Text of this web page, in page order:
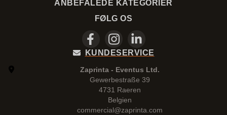
ANBEFALEDE KATEGORIER
FØLG OS
KUNDESERVICE
Zaprinta - Eventus Ltd.
Gewerbestraße 39
4731 Raeren
Belgien
commercial@zaprinta.com